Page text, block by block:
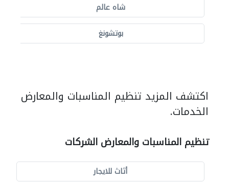
شاه عالم
بوتشونغ
اكتشف المزيد تنظيم المناسبات والمعارض
الخدمات.
تنظيم المناسبات والمعارض الشركات
أثاث للايجار